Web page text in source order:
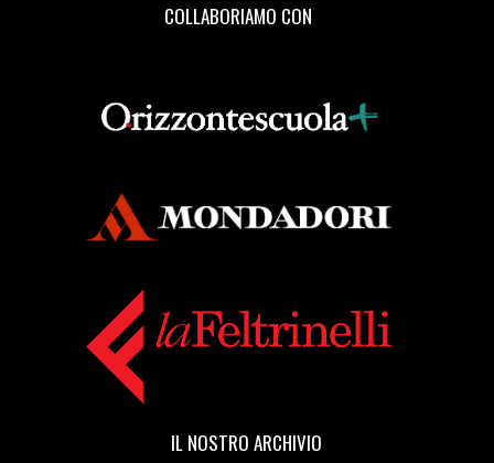
COLLABORIAMO CON
IL NOSTRO ARCHIVIO